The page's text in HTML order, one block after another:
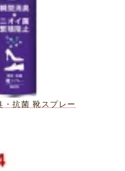
・抗菌 靴スプレー